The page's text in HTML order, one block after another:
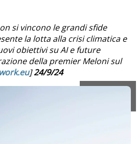
si vincono le grandi sfide
la lotta alla crisi climatica e
obiettivi su AI e future
della premier Meloni sul
]24/9/24